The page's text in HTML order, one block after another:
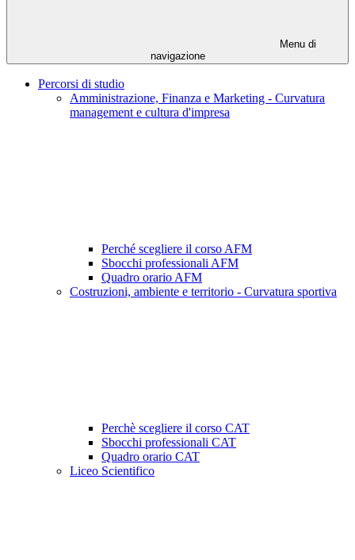
Menu di
navigazione
Percorsi di studio
Amministrazione, Finanza e Marketing - Curvatura
management e cultura d'impresa
Perché scegliere il corso AFM
Sbocchi professionali AFM
Quadro orario AFM
Costruzioni, ambiente e territorio - Curvatura sportiva
Perchè scegliere il corso CAT
Sbocchi professionali CAT
Quadro orario CAT
Liceo Scientifico